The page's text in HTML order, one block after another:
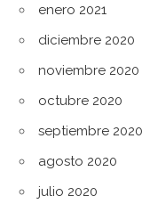
enero 2021
diciembre 2020
noviembre 2020
octubre 2020
septiembre 2020
agosto 2020
julio 2020